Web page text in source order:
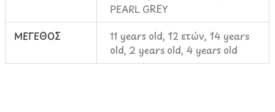
PEARL GREY
ΜΕΓΕΘΟΣ
11 years old, 12 ετών, 14 years
old, 2 years old, 4 years old